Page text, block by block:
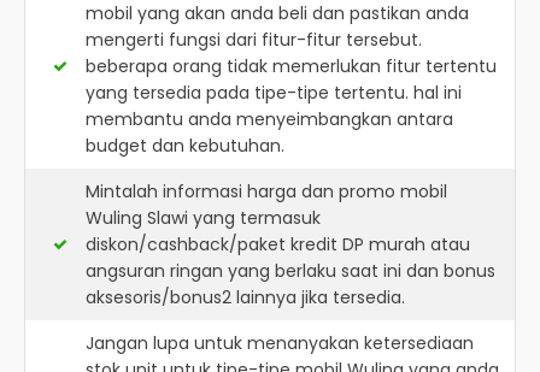
mobil yang akan anda beli dan pastikan anda
mengerti fungsi dari fitur-fitur tersebut.
beberapa orang tidak memerlukan fitur tertentu
yang tersedia pada tipe-tipe tertentu. hal ini
membantu anda menyeimbangkan antara
budget dan kebutuhan.
Mintalah informasi harga dan promo mobil
Wuling Slawi yang termasuk
diskon/cashback/paket kredit DP murah atau
angsuran ringan yang berlaku saat ini dan bonus
aksesoris/bonus2 lainnya jika tersedia.
Jangan lupa untuk menanyakan ketersediaan